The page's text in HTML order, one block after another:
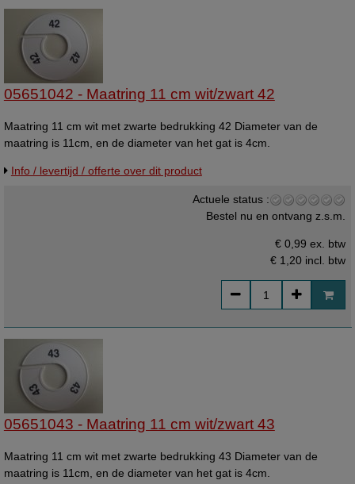
05651042 - Maatring 11 cm wit/zwart 42
Maatring 11 cm wit met zwarte bedrukking 42 Diameter van de
maatring is 11cm, en de diameter van het gat is 4cm.
Info / levertijd / offerte over dit product
Actuele status :
Bestel nu en ontvang z.s.m.
€ 0,99 ex. btw
€ 1,20 incl. btw
05651043 - Maatring 11 cm wit/zwart 43
Maatring 11 cm wit met zwarte bedrukking 43 Diameter van de
maatring is 11cm, en de diameter van het gat is 4cm.